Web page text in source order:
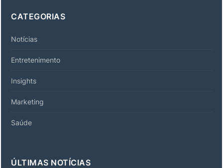
CATEGORIAS
Notícias
Entretenimento
Insights
Marketing
Saúde
ÚLTIMAS NOTÍCIAS